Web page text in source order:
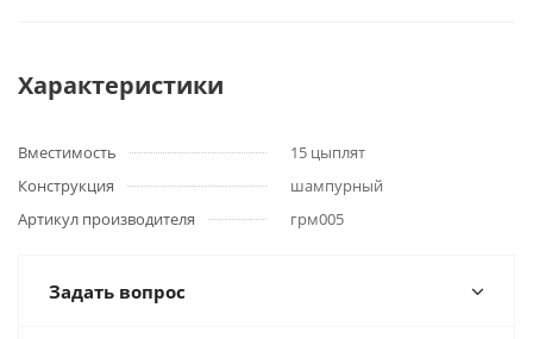
Характеристики
Вместимость
15 цыплят
Конструкция
шампурный
Артикул производителя
грм005
Задать вопрос